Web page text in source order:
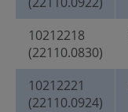
10212218
(22110.0830)
10212221
(22110.0924)